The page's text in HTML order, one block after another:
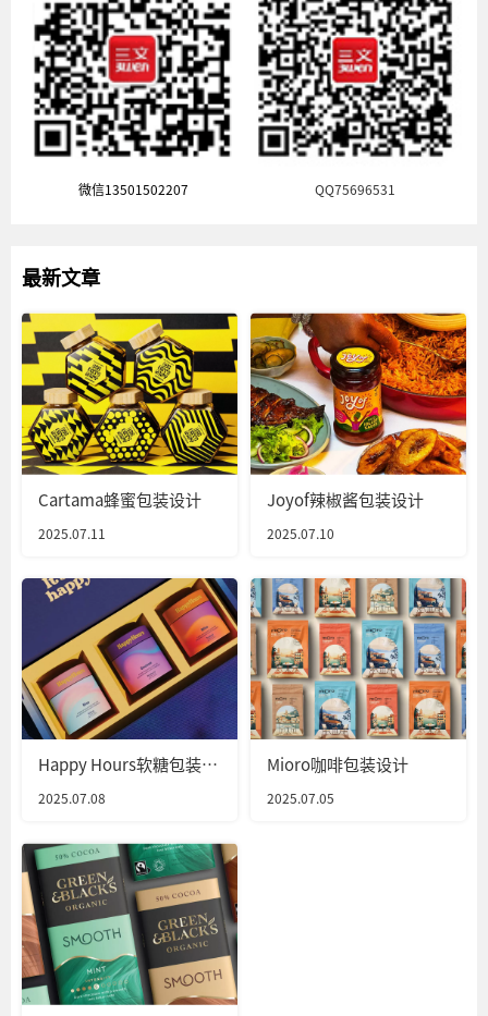
微信13501502207 QQ75696531
最新文章
Cartama蜂蜜包装设计
2025.07.11
Joyof辣椒酱包装设计
2025.07.10
Happy Hours软糖包装设
2025.07.08
Mioro咖啡包装设计
2025.07.05